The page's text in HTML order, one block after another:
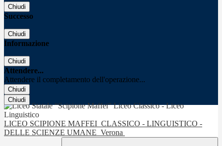
Chiudi
Successo
Chiudi
Informazione
Chiudi
Attendere...
Attendere il completamento dell'operazione...
Chiudi
Chiudi
LICEO SCIPIONE MAFFEI CLASSICO - LINGUISTICO -
DELLE SCIENZE UMANE Verona